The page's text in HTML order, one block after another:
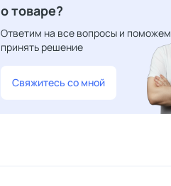
о товаре?
Ответим на все вопросы и поможем
принять решение
Свяжитесь со мной